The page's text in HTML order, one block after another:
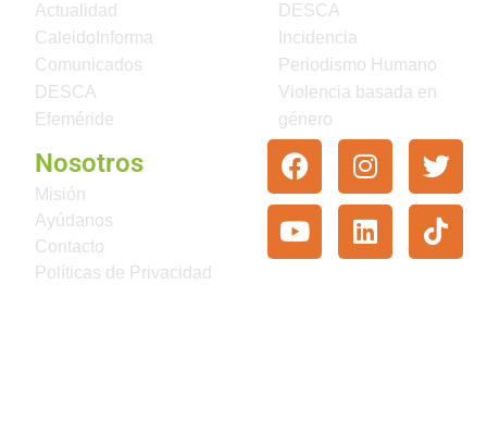
Actualidad
CaleidoInforma
Comunicados
DESCA
Efeméride
DESCA
Incidencia
Periodismo Humano
Violencia basada en
género
Nosotros
Misión
Ayúdanos
Contacto
Políticas de Privacidad